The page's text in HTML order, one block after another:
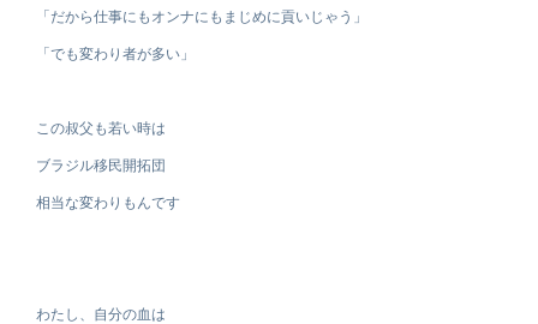
「だから仕事にもオンナにもまじめに貢いじゃう」
「でも変わり者が多い」
この叔父も若い時は
ブラジル移民開拓団
相当な変わりもんです
わたし、自分の血は